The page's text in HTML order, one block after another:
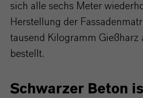
sich alle sechs Meter
Herstellung der
tausend Kilogramm Gießharz
bestellt.
Schwarzer Beton